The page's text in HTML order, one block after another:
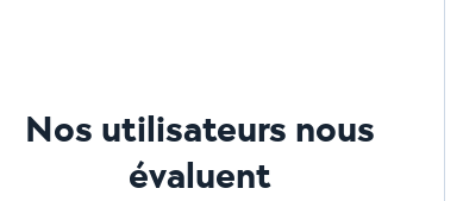
Nos utilisateurs nous
évaluent